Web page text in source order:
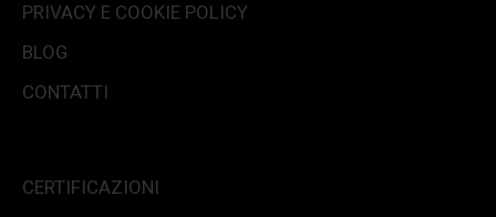
PRIVACY E COOKIE POLICY
BLOG
CONTATTI
CERTIFICAZIONI